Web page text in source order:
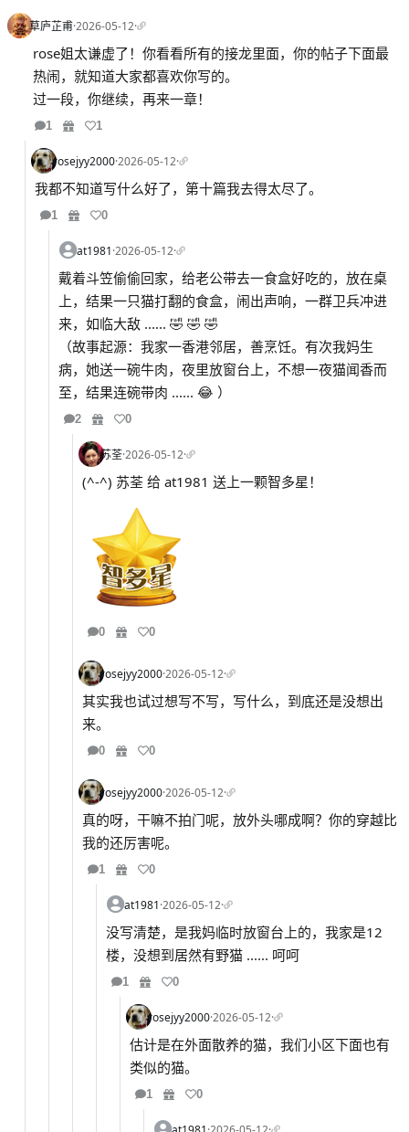
草庐芷甫·2026-05-12·
rose姐太谦虚了！你看看所有的接龙里面，你的帖子下面最
热闹，就知道大家都喜欢你写的。
过一段，你继续，再来一章！
1 1
rosejyy2000·2026-05-12·
我都不知道写什么好了，第十篇我去得太尽了。
1 0
at1981·2026-05-12·
戴着斗笠偷偷回家，给老公带去一食盒好吃的，放在桌
上，结果一只猫打翻的食盒，闹出声响，一群卫兵冲进
来，如临大敌 ...... 🤣 🤣 🤣
（故事起源：我家一香港邻居，善烹饪。有次我妈生
病，她送一碗牛肉，夜里放窗台上，不想一夜猫闻香而
至，结果连碗带肉 ...... 😂 ）
2 0
苏荃·2026-05-12·
(^-^) 苏荃 给 at1981 送上一颗智多星！
0 0
rosejyy2000·2026-05-12·
其实我也试过想写不写，写什么，到底还是没想出
来。
0 0
rosejyy2000·2026-05-12·
真的呀，干嘛不拍门呢，放外头哪成啊？你的穿越比
我的还厉害呢。
1 0
at1981·2026-05-12·
没写清楚，是我妈临时放窗台上的，我家是12
楼，没想到居然有野猫 ...... 呵呵
1 0
rosejyy2000·2026-05-12·
估计是在外面散养的猫，我们小区下面也有
类似的猫。
1 0